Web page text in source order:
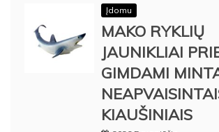
Įdomu
MAKO RYKLIŲ
JAUNIKLIAI
GIMDAMI
KIAUŠINIAIS